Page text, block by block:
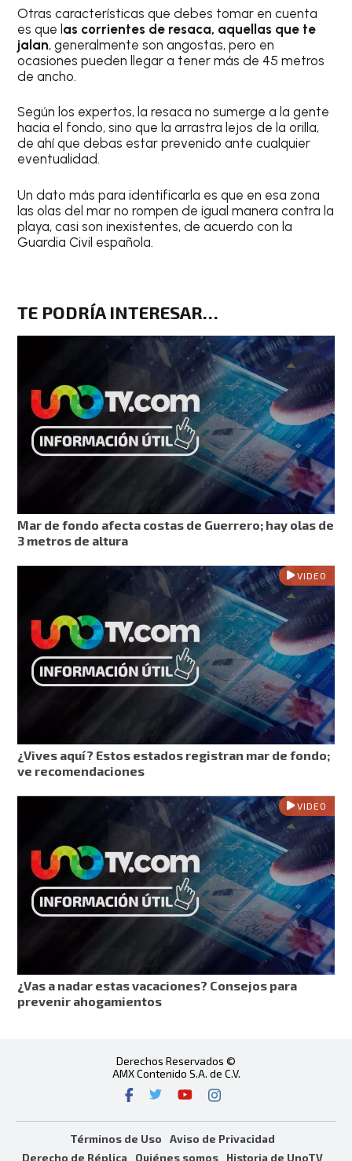
Otras características que debes tomar en cuenta
es que las corrientes de resaca, aquellas que te
jalan, generalmente son angostas, pero en
ocasiones pueden llegar a tener más de 45 metros
de ancho.
Según los expertos, la resaca no sumerge a la gente
hacia el fondo, sino que la arrastra lejos de la orilla,
de ahí que debas estar prevenido ante cualquier
eventualidad.
Un dato más para identificarla es que en esa zona
las olas del mar no rompen de igual manera contra la
playa, casi son inexistentes, de acuerdo con la
Guardia Civil española.
TE PODRÍA INTERESAR…
Mar de fondo afecta costas de Guerrero; hay olas de
3 metros de altura
VIDEO
¿Vives aquí? Estos estados registran mar de fondo;
ve recomendaciones
VIDEO
¿Vas a nadar estas vacaciones? Consejos para
prevenir ahogamientos
Derechos Reservados ©
AMX Contenido S.A. de C.V.
Términos de Uso
Aviso de Privacidad
Derecho de Réplica
Quiénes somos Historia de UnoTV